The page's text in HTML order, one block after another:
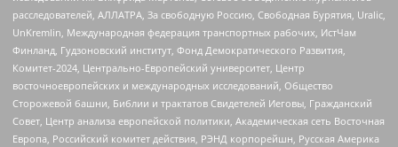
расследователей, АЛЛАТРА, За свободную Россию, Свободная Бурятия, Uralic,
UnKremlin, Международная федерация транспортных рабочих, ИстЧам
Финланд, Гудзоновский институт, Фонд Демократического Развития,
Комитет-2024, Центрально-Европейский университет, Центр
восточноевропейских и международных исследований, Общество
Сторожевой башни, Библии и трактатов Свидетелей Иеговы, Гражданский
Совет, Центр анализа европейской политики, Академическая сеть Восточная
Европа, Российский комитет действия, РЭНД корпорейшн, Русская Америка